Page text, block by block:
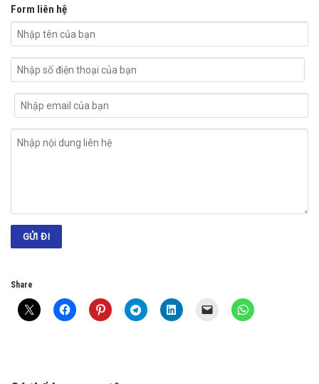
Form liên hệ
Share